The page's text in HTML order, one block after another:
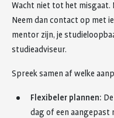
Wacht niet tot het misgaat.
Neem dan contact op met
mentor zijn, je
studieadviseur.
Spreek samen af welke
Flexibeler plannen:
dag of een aangepast